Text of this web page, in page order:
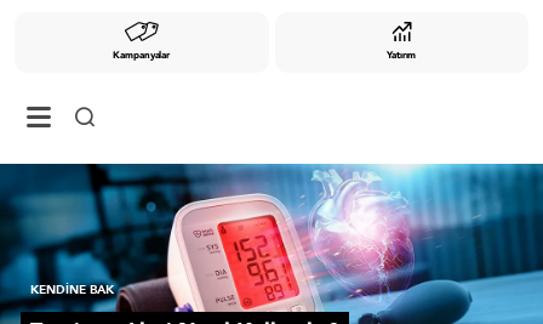
Kampanyalar Yatırım
KENDİNE BAK